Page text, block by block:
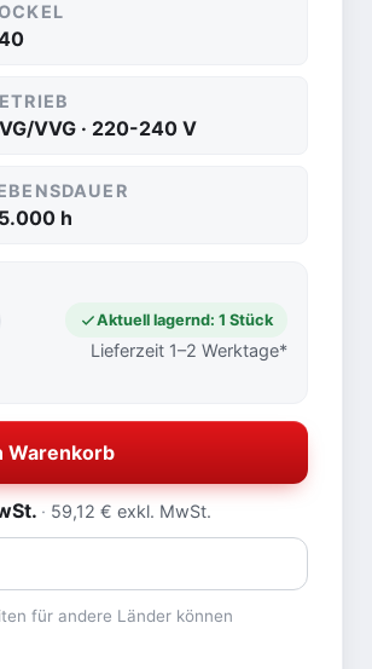
VVG · 220-240 V
h
Aktuell lagernd: 1 Stück
Lieferzeit 1–2 Werktage*
Warenkorb
59,12 € exkl. MwSt.
für andere Länder können